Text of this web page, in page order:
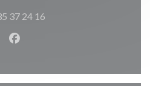
37 24 16
Facebook ((ανοίγει σε νέο